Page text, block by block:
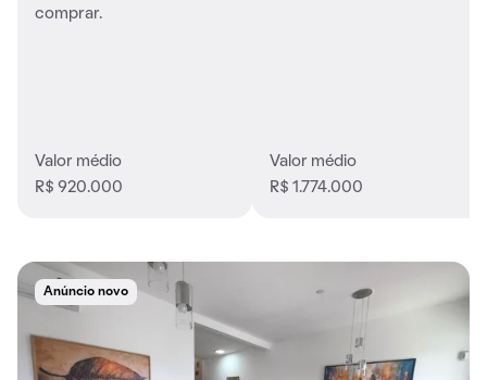
comprar.
Valor médio
R$ 920.000
Valor médio
R$ 1.774.000
Anúncio novo